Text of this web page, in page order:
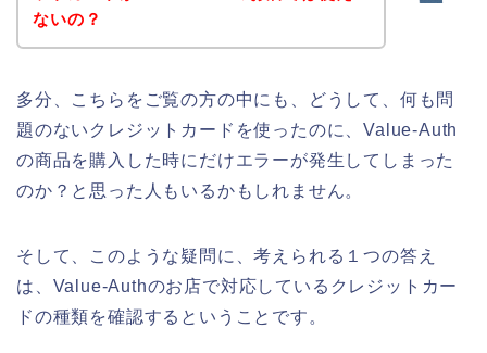
ないの？
多分、こちらをご覧の方の中にも、どうして、何も問
題のないクレジットカードを使ったのに、Value-Auth
の商品を購入した時にだけエラーが発生してしまった
のか？と思った人もいるかもしれません。
そして、このような疑問に、考えられる１つの答え
は、Value-Authのお店で対応しているクレジットカー
ドの種類を確認するということです。